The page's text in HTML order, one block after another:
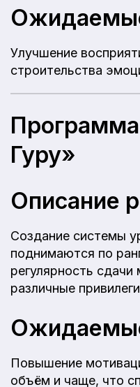
Улучшение
строительства
Гуру»
Описание
Создание системы
поднимаются по
регулярность
различные
Повышение
объём и чаще, что